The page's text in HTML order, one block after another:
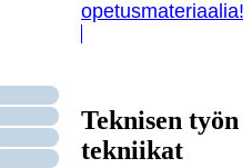
opetusmateriaalia!
Teknisen työn
tekniikat